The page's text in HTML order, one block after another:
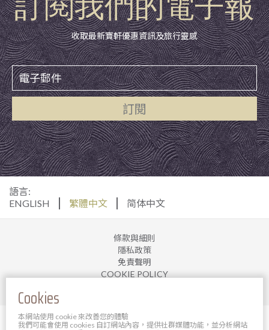
Cookies
本網站使用 cookie 來改善您的體驗
我們可能會使用 cookies 自訂網站內容，提供社群媒體功能，並分析網站
收取最新寶軒優惠資訊及旅行靈感
訂閱
語言:
ENGLISH
繁體中文 简体中文
條款與細則
隱私政策
免責聲明
COOKIE POLICY
© 2025 寶軒酒店管理有限公司。 版權所有。